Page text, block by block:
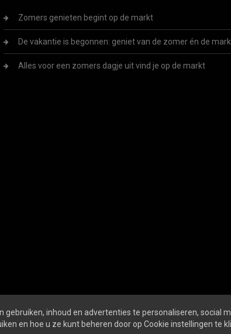
Zomers genieten begint op de markt
De vakantie is begonnen: geniet van de zomer én de
Alles voor een zomers dagje uit vind je op de markt
Markt Online ALGEMENE
inhoud en advertenties te personaliseren, social
en hoe u ze kunt beheren door op Cookie instellingen te